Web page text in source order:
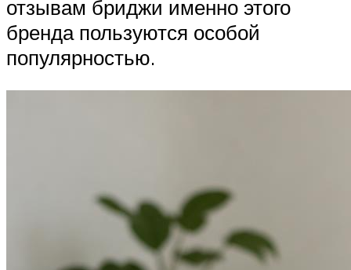
отзывам бриджи именно этого
бренда пользуются особой
популярностью.